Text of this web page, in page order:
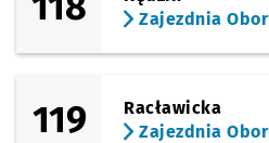
Zajezdnia
119
Racławicka
Zajezdnia